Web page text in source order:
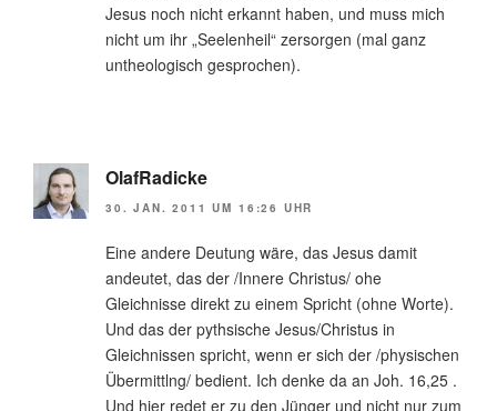
Jesus noch nicht erkannt haben, und muss mich
nicht um ihr „Seelenheil“ zersorgen (mal ganz
untheologisch gesprochen).
OlafRadicke
30. JAN. 2011 UM 16:26 UHR
Eine andere Deutung wäre, das Jesus damit
andeutet, das der /Innere Christus/ ohe
Gleichnisse direkt zu einem Spricht (ohne Worte).
Und das der pythsische Jesus/Christus in
Gleichnissen spricht, wenn er sich der /physischen
Übermittlng/ bedient. Ich denke da an Joh. 16,25 .
Und hier redet er zu den Jünger und nicht nur zum